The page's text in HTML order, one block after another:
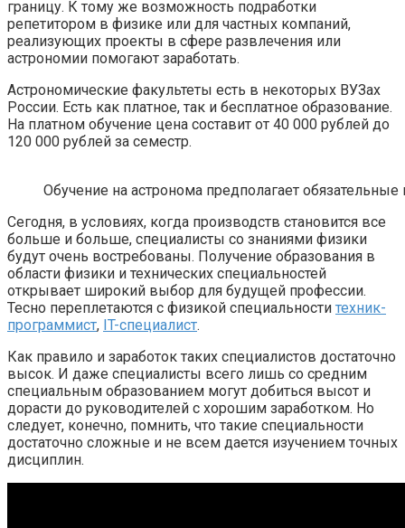
границу. К тому же возможность подработки
репетитором в физике или для частных компаний,
реализующих проекты в сфере развлечения или
астрономии помогают заработать.
Астрономические факультеты есть в некоторых ВУЗах
России. Есть как платное, так и бесплатное образование.
На платном обучение цена составит от 40 000 рублей до
120 000 рублей за семестр.
Обучение на астронома предполагает обязательные
Сегодня, в условиях, когда производств становится все
больше и больше, специалисты со знаниями физики
будут очень востребованы. Получение образования в
области физики и технических специальностей
открывает широкий выбор для будущей профессии.
Тесно переплетаются с физикой специальности техник-
программист, IT-специалист.
Как правило и заработок таких специалистов достаточно
высок. И даже специалисты всего лишь со средним
специальным образованием могут добиться высот и
дорасти до руководителей с хорошим заработком. Но
следует, конечно, помнить, что такие специальности
достаточно сложные и не всем дается изучением точных
дисциплин.